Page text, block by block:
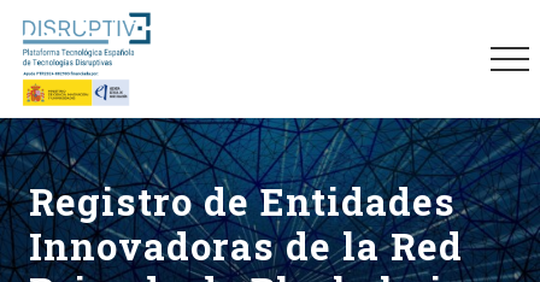
Menu
Skip
main
content
Skip
primary
sidebar
Skip
footer
Registro de Entidades
Innovadoras de la Red